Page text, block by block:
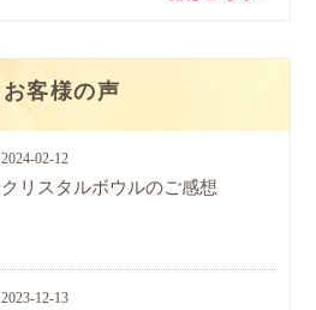
お客様の声
2024-02-12
クリスタルボウルのご感想
2023-12-13